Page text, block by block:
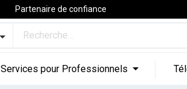
Partenaire de confiance
Services pour Professionnels